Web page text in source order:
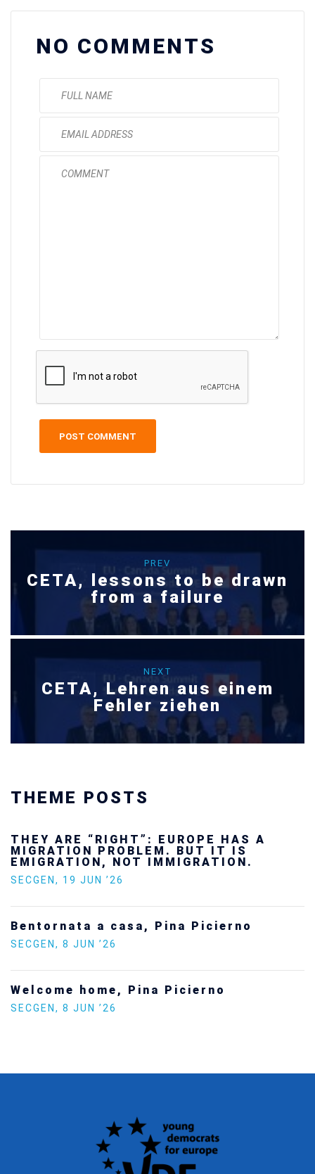
NO COMMENTS
PREV
CETA, lessons to be drawn
from a failure
NEXT
CETA, Lehren aus einem
Fehler ziehen
THEME POSTS
Ukraine’s youth are defending Europe’s
future — and we will not look away
SECGEN,24 FEB ’26
Europe on the situation in Venezuela
SECGEN , 5 JAN ’26
Increasing Youth Participation in
Politics